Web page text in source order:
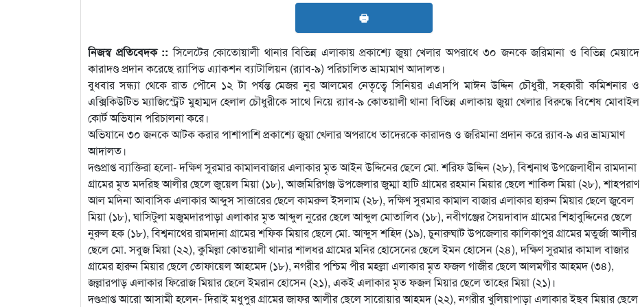
🖶
নিজস্ব প্রতিবেদক :: সিলেটের কোতোয়ালী থানার বিভিন্ন এলাকায় প্রকাশ্যে জুয়া খেলার অপরাধে ৩০ জনকে জরিমানা ও বিভিন্ন মেয়াদে
কারাদণ্ড প্রদান করেছে র‌্যাপিড এ্যাকশন ব্যাটালিয়ন (র‌্যাব-৯) পরিচালিত ভ্রাম্যমাণ আদালত।
বুধবার সন্ধ্যা থেকে রাত পৌনে ১২ টা পর্যন্ত মেজর নুর আলমের নেতৃত্বে সিনিয়র এএসপি মাঈন উদ্দিন চৌধুরী, সহকারী কমিশনার ও
এক্সিকিউটিভ ম্যাজিস্ট্রেট মুহাম্মদ হেলাল চৌধুরীকে সাথে নিয়ে র‌্যাব-৯ কোতয়ালী থানা বিভিন্ন এলাকায় জুয়া খেলার বিরুদ্ধে বিশেষ মোবাইল
কোর্ট অভিযান পরিচালনা করে।
অভিযানে ৩০ জনকে আটক করার পাশাপাশি প্রকাশ্যে জুয়া খেলার অপরাধে তাদেরকে কারাদণ্ড ও জরিমানা প্রদান করে র‌্যাব-৯ এর ভ্রাম্যমাণ
আদালত।
দণ্ডপ্রাপ্ত ব্যাক্তিরা হলো- দক্ষিণ সুরমার কামালবাজার এলাকার মৃত আইন উদ্দিনের ছেলে মো. শরিফ উদ্দিন (২৮), বিশ্বনাথ উপজেলাধীন রামদানা
গ্রামের মৃত মদরিছ আলীর ছেলে জুয়েল মিয়া (১৮), আজমিরিগঞ্জ উপজেলার জুম্মা হাটি গ্রামের রহমান মিয়ার ছেলে শাকিল মিয়া (২৮), শাহপরাণ
আল মদিনা আবাসিক এলাকার আব্দুস সাত্তারের ছেলে কামরুল ইসলাম (২৮), দক্ষিণ সুরমার কামাল বাজার এলাকার হারুন মিয়ার ছেলে জুবেল
মিয়া (১৮), ঘাসিটুলা মজুমদারপাড়া এলাকার মৃত আব্দুল নুরের ছেলে আব্দুল মোতালিব (১৮), নবীগঞ্জের সৈয়দাবাদ গ্রামের শিহাবুদ্দিনের ছেলে
নুরুল হক (১৮), বিশ্বনাথের রামদানা গ্রামের শফিক মিয়ার ছেলে মো. আব্দুস শহিদ (১৯), চুনারুঘাট উপজেলার কালিকাপুর গ্রামের মতুর্জা আলীর
ছেলে মো. সবুজ মিয়া (২২), কুমিল্লা কোতয়ালী থানার শালধর গ্রামের মনির হোসেনের ছেলে ইমন হোসেন (২৪), দক্ষিণ সুরমার কামাল বাজার
গ্রামের হারুন মিয়ার ছেলে তোফায়েল আহমেদ (১৮), নগরীর পশ্চিম পীর মহল্লা এলাকার মৃত ফজল গাজীর ছেলে আলমগীর আহমদ (৩৪),
জল্লারপাড় এলাকার ফিরোজ মিয়ার ছেলে ইমরান হোসেন (২১), একই এলাকার মৃত ফজল মিয়ার ছেলে তাহের মিয়া (২১)।
দণ্ডপ্রাপ্ত আরো আসামী হলেন- দিরাই মধুপুর গ্রামের জাফর আলীর ছেলে সারোয়ার আহমদ (২২), নগরীর খুলিয়াপাড়া এলাকার ইছব মিয়ার ছেলে